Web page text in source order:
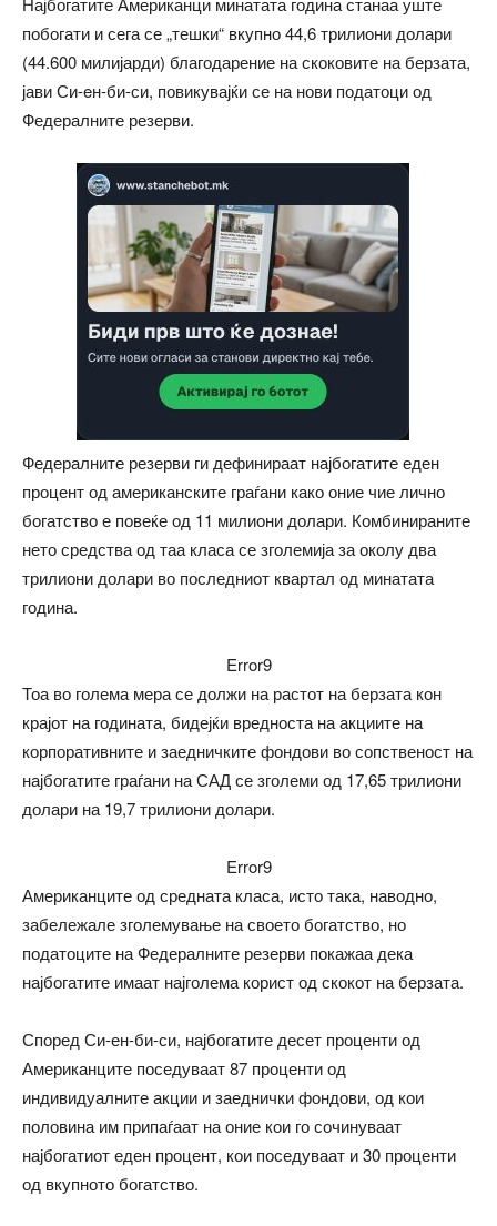
побогати и сега се „тешки“ вкупно 44,6 трилиони долари
(44.600 милијарди) благодарение на скоковите на берзата,
јави Си-eн-би-си, повикувајќи се на нови податоци од
Федералните резерви.
Федералните резерви ги дефинираат најбогатите еден
процент од американските граѓани како оние чие лично
богатство е повеќе од 11 милиони долари. Комбинираните
нето средства од таа класа се зголемија за околу два
трилиони долари во последниот квартал од минатата
година.
Error9
Тоа во голема мера се должи на растот на берзата кон
крајот на годината, бидејќи вредноста на акциите на
корпоративните и заедничките фондови во сопственост на
најбогатите граѓани на САД се зголеми од 17,65 трилиони
долари на 19,7 трилиони долари.
Error9
Американците од средната класа, исто така, наводно,
забележале зголемување на своето богатство, но
податоците на Федералните резерви покажаа дека
најбогатите имаат најголема корист од скокот на берзата.
Според Си-ен-би-си, најбогатите десет проценти од
Американците поседуваат 87 проценти од
индивидуалните акции и заеднички фондови, од кои
половина им припаѓаат на оние кои го сочинуваат
најбогатиот еден процент, кои поседуваат и 30 проценти
од вкупното богатство.